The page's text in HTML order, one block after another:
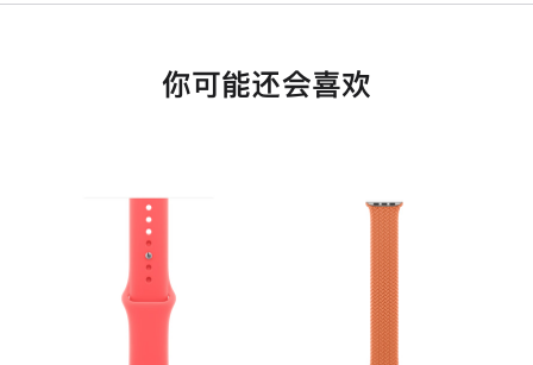
你可能还会喜欢